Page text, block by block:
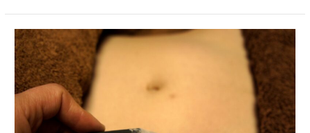
美
容
鍼
は
生
理
中